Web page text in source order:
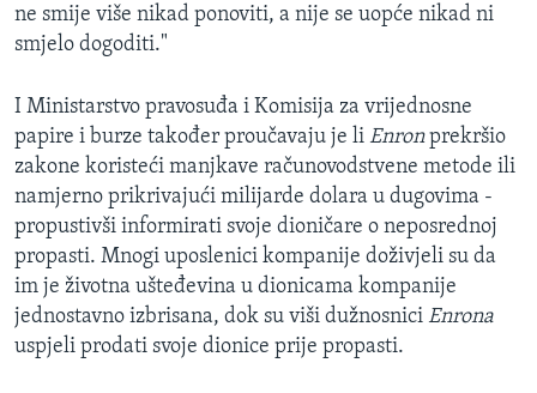
ne smije više nikad ponoviti, a nije se uopće nikad ni
smjelo dogoditi."
I Ministarstvo pravosuđa i Komisija za vrijednosne
papire i burze također proučavaju je li Enronprekršio
zakone koristeći manjkave računovodstvene metode ili
namjerno prikrivajući milijarde dolara u dugovima -
propustivši informirati svoje dioničare o neposrednoj
propasti. Mnogi uposlenici kompanije doživjeli su da
im je životna ušteđevina u dionicama kompanije
jednostavno izbrisana, dok su viši dužnosnici Enrona
uspjeli prodati svoje dionice prije propasti.